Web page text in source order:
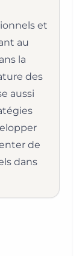
et
au
la
des
aussi
de
dans